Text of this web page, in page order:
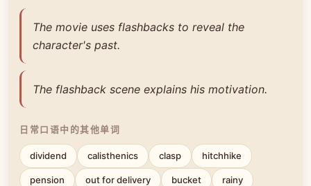
The movie uses flashbacks to reveal the
character's past.
The flashback scene explains his motivation.
日常口语中的其他单词
dividend calisthenics clasp hitchhike
pension out for delivery bucket rainy